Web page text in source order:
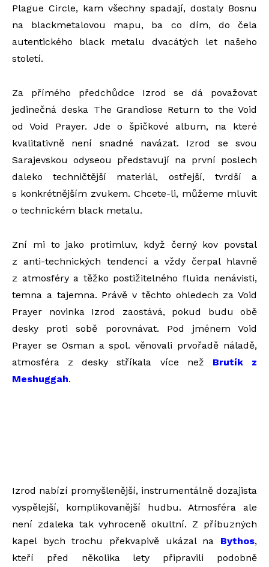
Plague Circle, kam všechny spadají, dostaly Bosnu
na blackmetalovou mapu, ba co dím, do čela
autentického black metalu dvacátých let našeho
století.
Za přímého předchůdce Izrod se dá považovat
jedinečná deska The Grandiose Return to the Void
od Void Prayer. Jde o špičkové album, na které
kvalitativně není snadné navázat. Izrod se svou
Sarajevskou odyseou představují na první poslech
daleko techničtější materiál, ostřejší, tvrdší a
s konkrétnějším zvukem. Chcete-li, můžeme mluvit
o technickém black metalu.
Zní mi to jako protimluv, když černý kov povstal
z anti-technických tendencí a vždy čerpal hlavně
z atmosféry a těžko postižitelného fluida nenávisti,
temna a tajemna. Právě v těchto ohledech za Void
Prayer novinka Izrod zaostává, pokud budu obě
desky proti sobě porovnávat. Pod jménem Void
Prayer se Osman a spol. věnovali prvořadě náladě,
atmosféra z desky stříkala více než Brutík z
Meshuggah.
Izrod nabízí promyšlenější, instrumentálně dozajista
vyspělejší, komplikovanější hudbu. Atmosféra ale
není zdaleka tak vyhroceně okultní. Z příbuzných
kapel bych trochu překvapivě ukázal na Bythos,
kteří před několika lety připravili podobně